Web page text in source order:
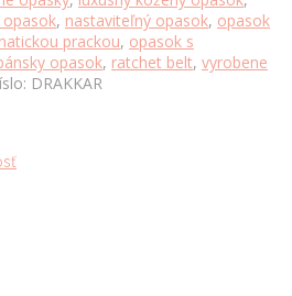
, nastaviteľný opasok, opasok
prackou, opasok s
opasok, ratchet belt, vyrobene
DRAKKAR